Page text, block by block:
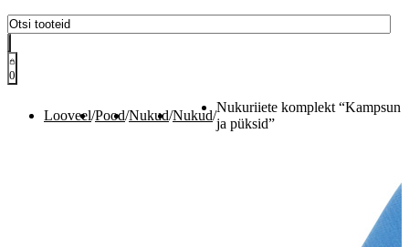
0
Looveel/Pood/Nukud/Nukud/
Nukuriiete komplekt “Kampsun
ja püksid”